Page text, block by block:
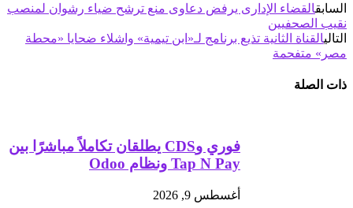
السابقالقضاء الإدارى يرفض دعاوى منع ترشح ضياء رشوان لمنصب
نقيب الصحفيين
التاليالقناة الثانية تذيع برنامج لـ«ابن تيمية» واشلاء ضحايا «محطة
مصر» متفحمة
ذات الصلة
فوري وCDS يطلقان تكاملاً مباشرًا بين
Tap N Pay ونظام Odoo
أغسطس 9, 2026